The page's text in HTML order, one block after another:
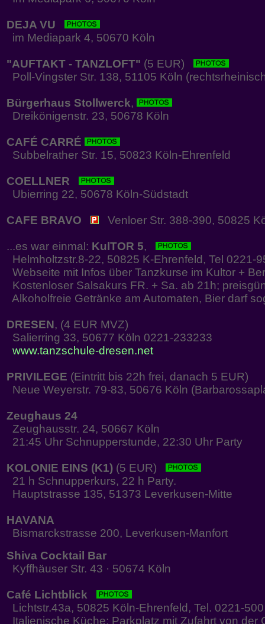
DEJA VU
im Mediapark 4, 50670 Köln
"AUFTAKT - TANZLOFT" (5 EUR)
Poll-Vingster Str. 138, 51105 Köln
Bürgerhaus Stollwerck,
Dreikönigenstr. 23, 50678 Köln
CAFÉ CARRÉ
Subbelrather Str. 15, 50823 Köln-Ehrenfeld
COELLNER
Ubierring 22, 50678 Köln-Südstadt
CAFE BRAVO Venloer Str. 388-390, 50825
...es war einmal: KulTOR 5,
Helmholtzstr.8-22, 50825 K-Ehrenfeld, Tel 0221-
Webseite mit Infos über Tanzkurse im Kultor +
Kostenloser Salsakurs FR. + Sa. ab 21h;
Alkoholfreie Getränke am Automaten, Bier darf
DRESEN, (4 EUR MVZ)
Salierring 33, 50677 Köln 0221-233233
www.tanzschule-dresen.net
PRIVILEGE (Eintritt bis 22h frei, danach 5 EUR)
Neue Weyerstr. 79-83, 50676 Köln
Zeughaus 24
Zeughausstr. 24, 50667 Köln
21:45 Uhr Schnupperstunde, 22:30 Uhr Party
KOLONIE EINS (K1) (5 EUR)
21 h Schnupperkurs, 22 h Party.
Hauptstrasse 135, 51373 Leverkusen-Mitte
HAVANA
Bismarckstrasse 200, Leverkusen-Manfort
Shiva Cocktail Bar
Kyffhäuser Str. 43 · 50674 Köln
Café Lichtblick
Lichtstr.43a, 50825 Köln-Ehrenfeld, Tel. 0221-
Italienische Küche; Parkplatz mit Zufahrt von der